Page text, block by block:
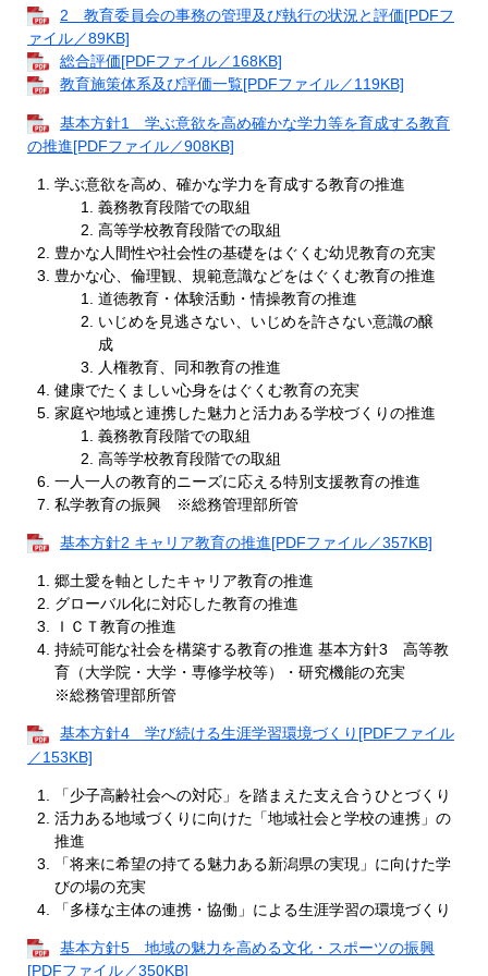
2 教育委員会の事務の管理及び執行の状況と評価[PDFフ
ァイル／89KB]
総合評価[PDFファイル／168KB]
教育施策体系及び評価一覧[PDFファイル／119KB]
基本方針1 学ぶ意欲を高め確かな学力等を育成する教育
の推進[PDFファイル／908KB]
学ぶ意欲を高め、確かな学力を育成する教育の推進
義務教育段階での取組
高等学校教育段階での取組
豊かな人間性や社会性の基礎をはぐくむ幼児教育の充実
豊かな心、倫理観、規範意識などをはぐくむ教育の推進
道徳教育・体験活動・情操教育の推進
いじめを見逃さない、いじめを許さない意識の醸
成
人権教育、同和教育の推進
健康でたくましい心身をはぐくむ教育の充実
家庭や地域と連携した魅力と活力ある学校づくりの推進
義務教育段階での取組
高等学校教育段階での取組
一人一人の教育的ニーズに応える特別支援教育の推進
私学教育の振興 ※総務管理部所管
基本方針2 キャリア教育の推進[PDFファイル／357KB]
郷土愛を軸としたキャリア教育の推進
グローバル化に対応した教育の推進
ＩＣＴ教育の推進
持続可能な社会を構築する教育の推進 基本方針3 高等教
育（大学院・大学・専修学校等）・研究機能の充実
※総務管理部所管
基本方針4 学び続ける生涯学習環境づくり[PDFファイル
／153KB]
「少子高齢社会への対応」を踏まえた支え合うひとづくり
活力ある地域づくりに向けた「地域社会と学校の連携」の
推進
「将来に希望の持てる魅力ある新潟県の実現」に向けた学
びの場の充実
「多様な主体の連携・協働」による生涯学習の環境づくり
基本方針5 地域の魅力を高める文化・スポーツの振興
[PDFファイル／350KB]